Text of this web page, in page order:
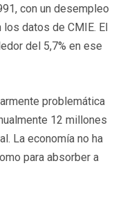
con un desempleo
datos de CMIE. El
del 5,7% en ese
problemática
12 millones
La economía no ha
para absorber a